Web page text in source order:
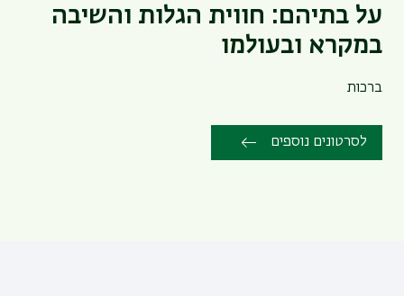
על בתיהם: חווית הגלות והשיבה
במקרא ובעולמו
ברכות
לסרטונים נוספים